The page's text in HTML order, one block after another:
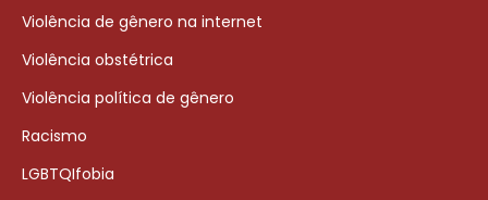
Violência de gênero na internet
Violência obstétrica
Violência política de gênero
Racismo
LGBTQIfobia